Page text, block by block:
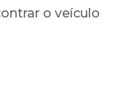
o veículo